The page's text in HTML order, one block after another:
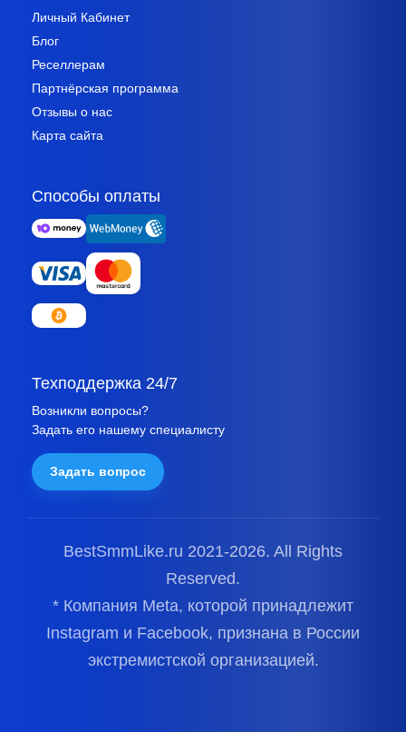
Личный Кабинет
Блог
Реселлерам
Партнёрская программа
Отзывы о нас
Карта сайта
Способы оплаты
Техподдержка 24/7
Возникли вопросы?
Задать его нашему специалисту
Задать вопрос
BestSmmLike.ru 2021-2026. All Rights
Reserved.
* Компания Meta, которой принадлежит
Instagram и Facebook, признана в России
экстремистской организацией.